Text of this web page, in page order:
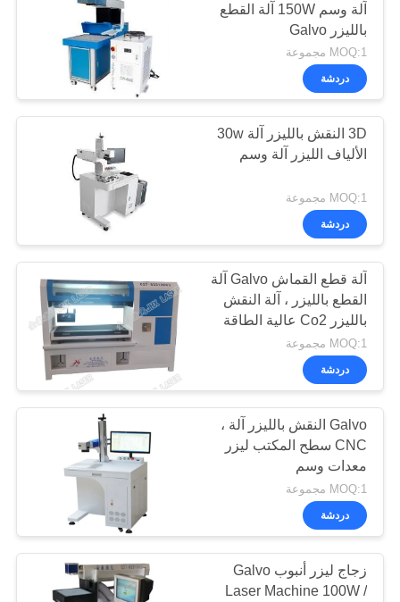
نتحدث
الآن
COMPANY
NEWS
خريطة
الموقع
سياسة
الخصوصية
آلة تصوير بالليزر
38
سرير قطع الليزر
26
آلة قطع ملابس
رياضية
14
آلة وسم 150W آلة القطع
بالليزر Galvo
MOQ:1 مجموعة
دردشة
3D النقش بالليزر آلة 30w
الألياف الليزر آلة وسم
MOQ:1 مجموعة
دردشة
آلة قطع القماش Galvo آلة
القطع بالليزر ، آلة النقش
بالليزر Co2 عالية الطاقة
MOQ:1 مجموعة
دردشة
Galvo النقش بالليزر آلة ،
CNC سطح المكتب ليزر
معدات وسم
MOQ:1 مجموعة
دردشة
زجاج ليزر أنبوب Galvo
Laser Machine 100W /